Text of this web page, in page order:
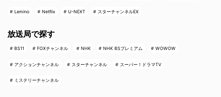
Lemino Netflix U-NEXT スターチャンネルEX
放送局で探す
BS11 FOXチャンネル NHK NHK BSプレミアム WOWOW
アクションチャンネル スターチャンネル スーパー！ドラマTV
ミステリーチャンネル